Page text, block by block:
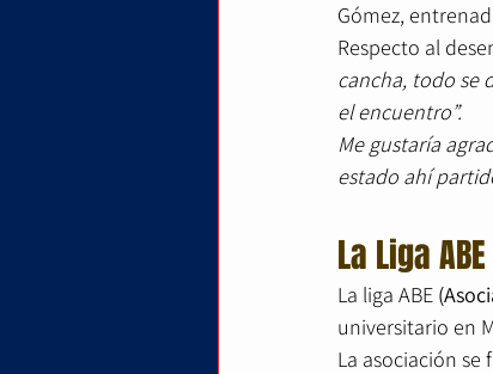
Gómez,
Respecto al
cancha, todo se
el encuentro”.
Me gustaría
estado ahí
La Liga ABE
La liga ABE
universitario en
La asociación se